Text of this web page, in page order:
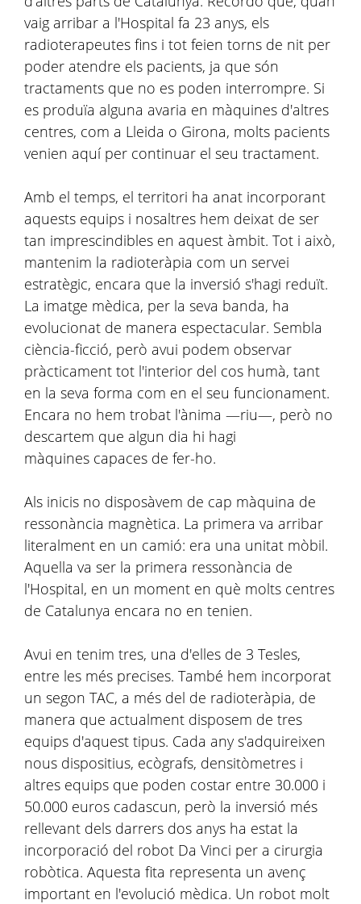
vaig arribar a l'Hospital fa 23 anys, els
radioterapeutes fins i tot feien torns de nit per
poder atendre els pacients, ja que són
tractaments que no es poden interrompre. Si
es produïa alguna avaria en màquines d'altres
centres, com a Lleida o Girona, molts pacients
venien aquí per continuar el seu tractament.
Amb el temps, el territori ha anat incorporant
aquests equips i nosaltres hem deixat de ser
tan imprescindibles en aquest àmbit. Tot i això,
mantenim la radioteràpia com un servei
estratègic, encara que la inversió s'hagi reduït.
La imatge mèdica, per la seva banda, ha
evolucionat de manera espectacular. Sembla
ciència-ficció, però avui podem observar
pràcticament tot l'interior del cos humà, tant
en la seva forma com en el seu funcionament.
Encara no hem trobat l'ànima —riu—, però no
descartem que algun dia hi hagi
màquines capaces de fer-ho.
Als inicis no disposàvem de cap màquina de
ressonància magnètica. La primera va arribar
literalment en un camió: era una unitat mòbil.
Aquella va ser la primera ressonància de
l'Hospital, en un moment en què molts centres
de Catalunya encara no en tenien.
Avui en tenim tres, una d'elles de 3 Tesles,
entre les més precises. També hem incorporat
un segon TAC, a més del de radioteràpia, de
manera que actualment disposem de tres
equips d'aquest tipus. Cada any s'adquireixen
nous dispositius, ecògrafs, densitòmetres i
altres equips que poden costar entre 30.000 i
50.000 euros cadascun, però la inversió més
rellevant dels darrers dos anys ha estat la
incorporació del robot Da Vinci per a cirurgia
robòtica. Aquesta fita representa un avenç
important en l'evolució mèdica. Un robot molt